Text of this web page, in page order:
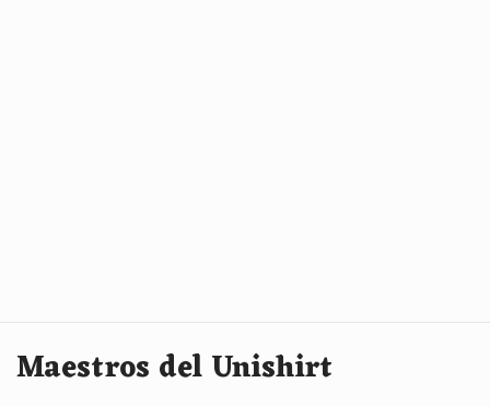
Maestros del Unishirt